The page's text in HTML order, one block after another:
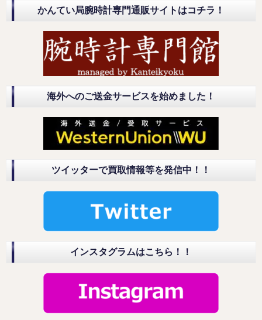
かんてい局腕時計専門通販サイトはコチラ！
海外へのご送金サービスを始めました！
ツイッターで買取情報等を発信中！！
インスタグラムはこちら！！